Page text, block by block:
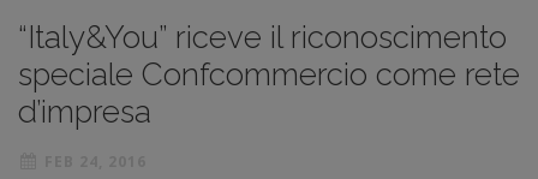
“Italy&You” riceve il riconoscimento
speciale Confcommercio come rete
d’impresa